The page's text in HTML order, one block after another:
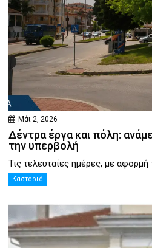
Μάι 2, 2026
Δέντρα έργα και πόλη:
την υπερβολή
Τις τελευταίες ημέρες, με
Καστοριά